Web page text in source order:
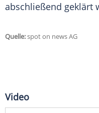
abschließend geklärt
Quelle:spot on news AG
Video